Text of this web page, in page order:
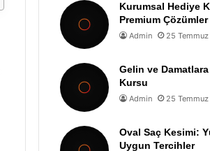
Kurumsal Hediye
Premium Çözümler
Admin 25
Gelin ve
Kursu
Admin 25
Oval Saç Kesimi:
Uygun Tercihler